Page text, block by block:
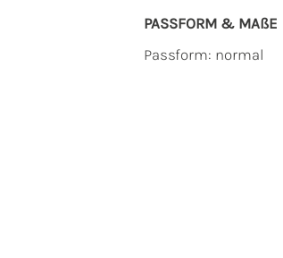
PASSFORM & MAẞE
Passform: normal